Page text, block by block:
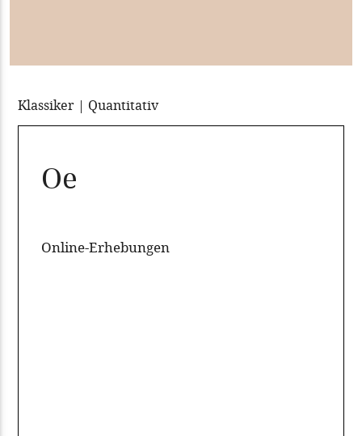
Klassiker | Quantitativ
Oe
Online-Erhebungen